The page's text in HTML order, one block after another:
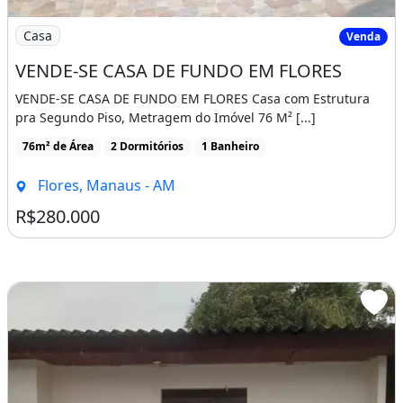
Armários Na Cozinha
Armários No Quarto
Varanda
Ar-condicionado Churrasqueira
Piscina
Varanda
Área de serviço
Imagem: VENDE-SE CASA DE FUNDO EM FLORES
Casa Venda
VENDE-SE CASA DE FUNDO EM FLORES
VENDE-SE CASA DE FUNDO EM FLORES Casa com Estrutura
pra Segundo Piso, Metragem do Imóvel 76 M² [...]
76m² de Área 2 Dormitórios 1 Banheiro
Flores, Manaus - AM
R$280.000